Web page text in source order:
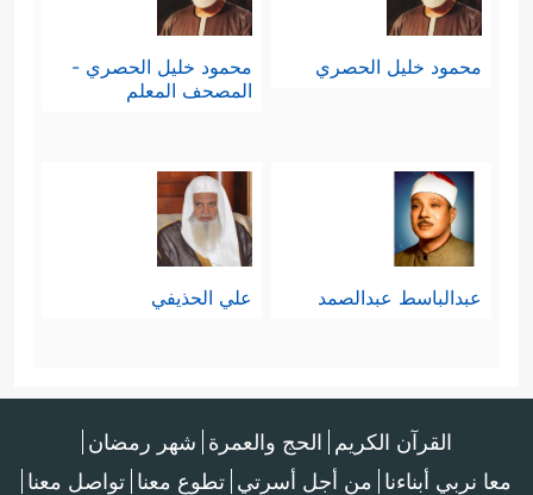
محمود خليل الحصري
محمود خليل الحصري -
المصحف المعلم
عبدالباسط عبدالصمد علي الحذيفي
القرآن الكريم الحج والعمرة شهر رمضان
معا نربي أبناءنا من أجل أسرتي تطوع معنا تواصل معنا